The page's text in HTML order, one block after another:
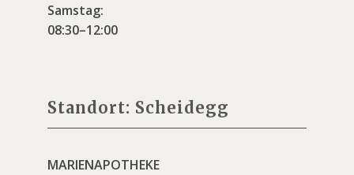
Samstag:
08:30–12:00
Standort: Scheidegg
MARIENAPOTHEKE